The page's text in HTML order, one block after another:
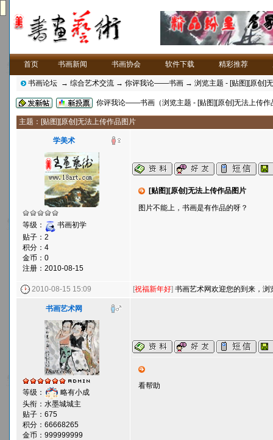
首页 书画新闻 书画协会 软件下载 精彩推荐
书画论坛→ 综合艺术交流→ 你评我论——书画→ 浏览主题 - [贴图][原创]
你评我论——书画（浏览主题 - [贴图][原创]无法上传作
主题：[贴图][原创]无法上传作品图片
学美术
等级：
书画初学
贴子：2
积分：4
金币：0
注册：2010-08-15
[贴图][原创]无法上传作品图片
图片不能上，书画是有作品的呀？
2010-08-15 15:09 [祝福新年好] 书画艺术网欢迎您的到来，浏
书画艺术网
等级：
略有小成
头衔：水墨城城主
贴子：675
积分：66668265
金币：999999999
看帮助